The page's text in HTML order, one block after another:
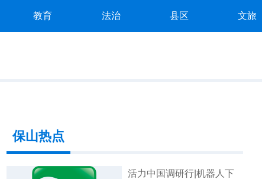
教育 法治 县区 文旅
保山热点
活力中国调研行|机器人下